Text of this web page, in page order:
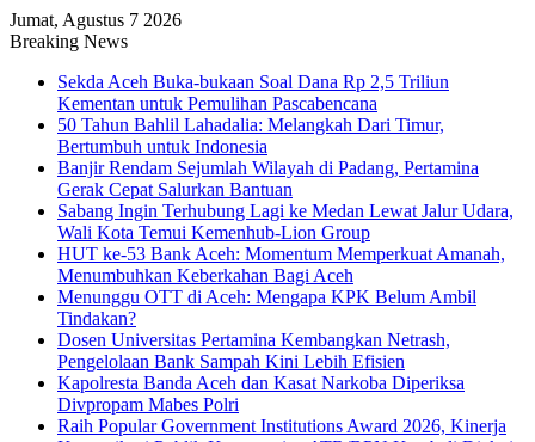
Jumat, Agustus 7 2026
Breaking News
Sekda Aceh Buka-bukaan Soal Dana Rp 2,5 Triliun
Kementan untuk Pemulihan Pascabencana
50 Tahun Bahlil Lahadalia: Melangkah Dari Timur,
Bertumbuh untuk Indonesia
Banjir Rendam Sejumlah Wilayah di Padang, Pertamina
Gerak Cepat Salurkan Bantuan
Sabang Ingin Terhubung Lagi ke Medan Lewat Jalur Udara,
Wali Kota Temui Kemenhub-Lion Group
HUT ke-53 Bank Aceh: Momentum Memperkuat Amanah,
Menumbuhkan Keberkahan Bagi Aceh
Menunggu OTT di Aceh: Mengapa KPK Belum Ambil
Tindakan?
Dosen Universitas Pertamina Kembangkan Netrash,
Pengelolaan Bank Sampah Kini Lebih Efisien
Kapolresta Banda Aceh dan Kasat Narkoba Diperiksa
Divpropam Mabes Polri
Raih Popular Government Institutions Award 2026, Kinerja